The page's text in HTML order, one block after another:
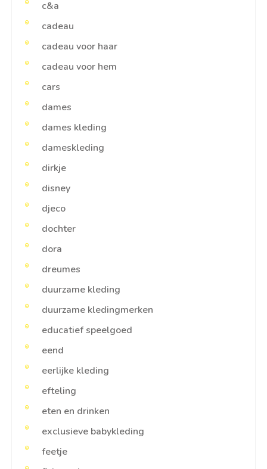
c&a
cadeau
cadeau voor haar
cadeau voor hem
cars
dames
dames kleding
dameskleding
dirkje
disney
djeco
dochter
dora
dreumes
duurzame kleding
duurzame kledingmerken
educatief speelgoed
eend
eerlijke kleding
efteling
eten en drinken
exclusieve babykleding
feetje